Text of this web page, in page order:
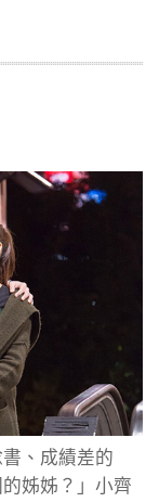
、成績差的
姊姊？」小齊